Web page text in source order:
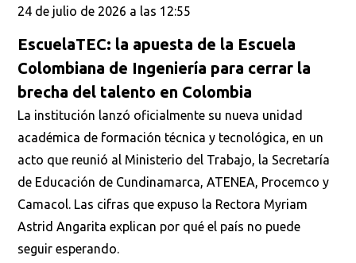
24 de julio de 2026 a las 12:55
EscuelaTEC: la apuesta de la Escuela
Colombiana de Ingeniería para cerrar la
brecha del talento en Colombia
La institución lanzó oficialmente su nueva unidad
académica de formación técnica y tecnológica, en un
acto que reunió al Ministerio del Trabajo, la Secretaría
de Educación de Cundinamarca, ATENEA, Procemco y
Camacol. Las cifras que expuso la Rectora Myriam
Astrid Angarita explican por qué el país no puede
seguir esperando.